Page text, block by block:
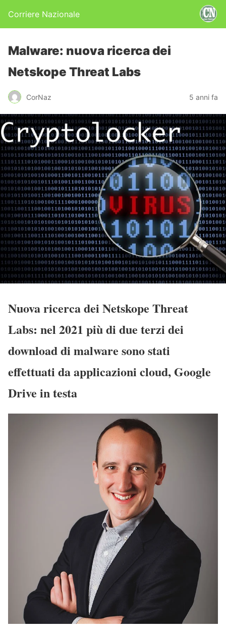
Corriere Nazionale
Malware: nuova ricerca dei
Netskope Threat Labs
CorNaz 5 anni fa
Nuova ricerca dei Netskope Threat
Labs: nel 2021 più di due terzi dei
download di malware sono stati
effettuati da applicazioni cloud, Google
Drive in testa